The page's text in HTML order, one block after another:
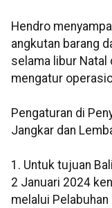
Hendro
angkutan barang
selama libur Natal
mengatur
Pengaturan di
Jangkar dan
1. Untuk tujuan
2 Januari 2024
melalui